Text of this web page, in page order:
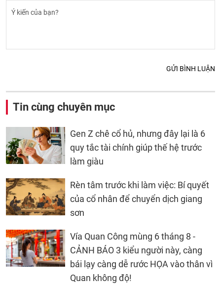
GỬI BÌNH LUẬN
Tin cùng chuyên mục
Gen Z chê cổ hủ, nhưng đây lại là 6
quy tắc tài chính giúp thế hệ trước
làm giàu
Rèn tâm trước khi làm việc: Bí quyết
của cổ nhân để chuyển dịch giang
sơn
Vía Quan Công mùng 6 tháng 8 -
CẢNH BÁO 3 kiểu người này, càng
bái lạy càng dễ rước HỌA vào thân vì
Quan không độ!